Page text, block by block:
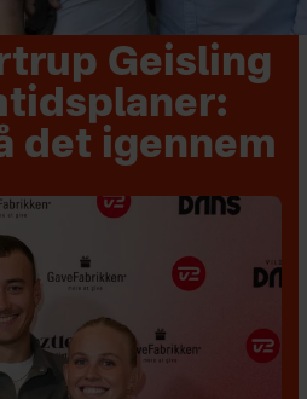
Geisling
det igennem